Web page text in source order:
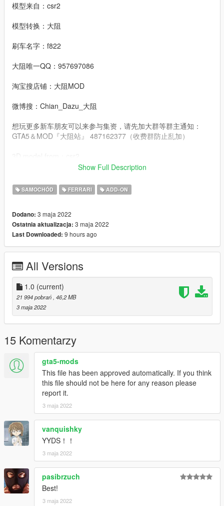
模型来自：csr2
模型转换：大阻
刷车名字：f822
大阻唯一QQ：957697086
淘宝搜店铺：大阻MOD
微博搜：Chian_Dazu_大阻
想玩更多新车朋友可以来参与集资，请先加大群等群主通知：
GTA5＆MOD『大阻站』 487162377（收费群防止乱加）
dlcpacks：f822
Facebook.：https://www.facebook.com/Dazumods
Show Full Description
SAMOCHÓD FERRARI ADD-ON
Dodano: 3 maja 2022
Ostatnia aktualizacja: 3 maja 2022
Last Downloaded: 9 hours ago
All Versions
1.0 (current)
21 994 pobrań , 46,2 MB
3 maja 2022
15 Komentarzy
gta5-mods
This file has been approved automatically. If you think
this file should not be here for any reason please
report it.
3 maja 2022
vanquishky
YYDS！！
3 maja 2022
pasibrzuch
Best!
3 maja 2022